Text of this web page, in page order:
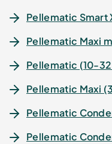
Pellematic Smart
Pellematic Maxi
Pellematic (10-
Pellematic Maxi
Pellematic
Pellematic